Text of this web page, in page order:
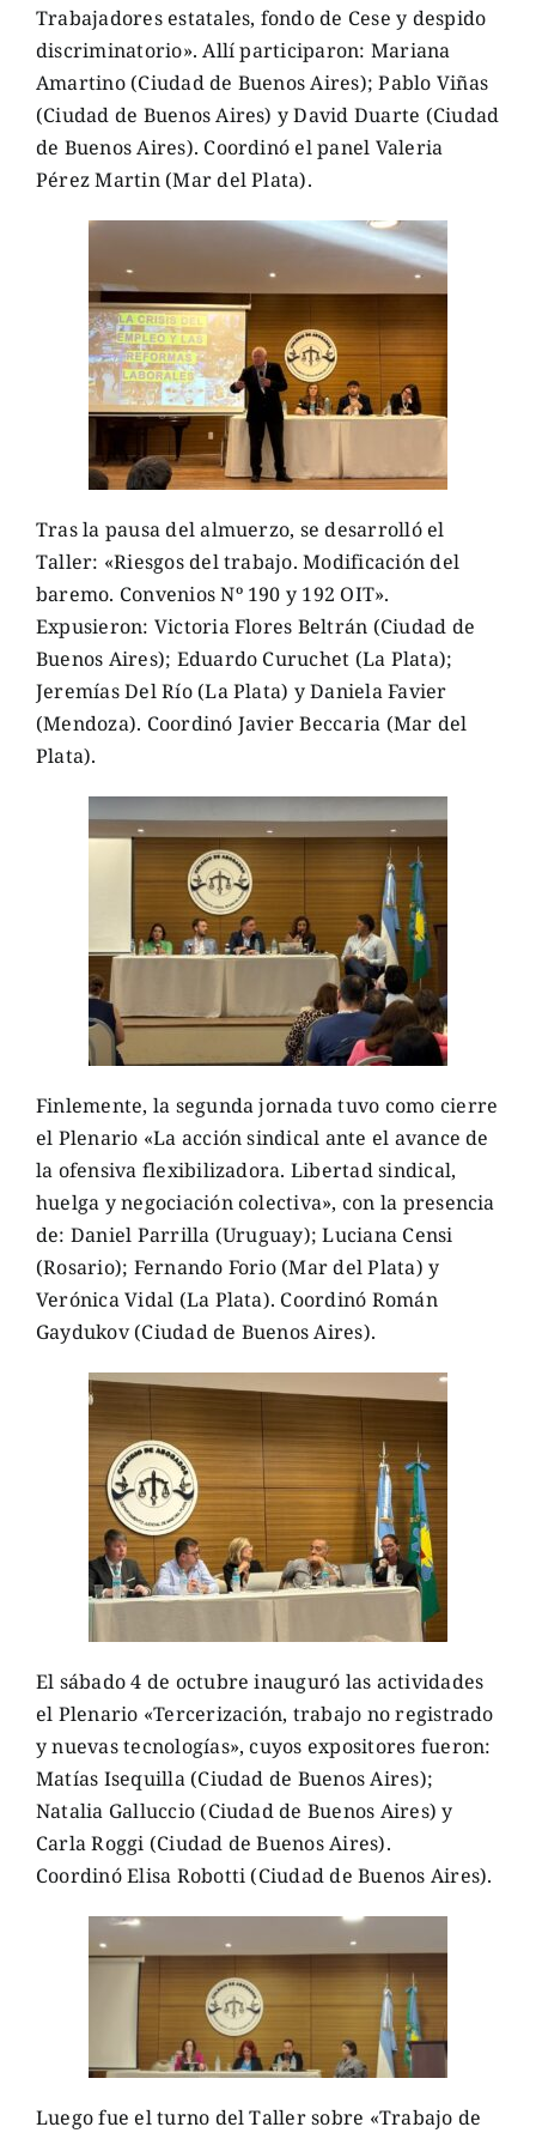
Trabajadores estatales, fondo de Cese y despido
discriminatorio». Allí participaron: Mariana
Amartino (Ciudad de Buenos Aires); Pablo Viñas
(Ciudad de Buenos Aires) y David Duarte (Ciudad
de Buenos Aires). Coordinó el panel Valeria
Pérez Martin (Mar del Plata).
Tras la pausa del almuerzo, se desarrolló el
Taller: «Riesgos del trabajo. Modificación del
baremo. Convenios Nº 190 y 192 OIT».
Expusieron: Victoria Flores Beltrán (Ciudad de
Buenos Aires); Eduardo Curuchet (La Plata);
Jeremías Del Río (La Plata) y Daniela Favier
(Mendoza). Coordinó Javier Beccaria (Mar del
Plata).
Finlemente, la segunda jornada tuvo como cierre
el Plenario «La acción sindical ante el avance de
la ofensiva flexibilizadora. Libertad sindical,
huelga y negociación colectiva», con la presencia
de: Daniel Parrilla (Uruguay); Luciana Censi
(Rosario); Fernando Forio (Mar del Plata) y
Verónica Vidal (La Plata). Coordinó Román
Gaydukov (Ciudad de Buenos Aires).
El sábado 4 de octubre inauguró las actividades
el Plenario «Tercerización, trabajo no registrado
y nuevas tecnologías», cuyos expositores fueron:
Matías Isequilla (Ciudad de Buenos Aires);
Natalia Galluccio (Ciudad de Buenos Aires) y
Carla Roggi (Ciudad de Buenos Aires).
Coordinó Elisa Robotti (Ciudad de Buenos Aires).
Luego fue el turno del Taller sobre «Trabajo de